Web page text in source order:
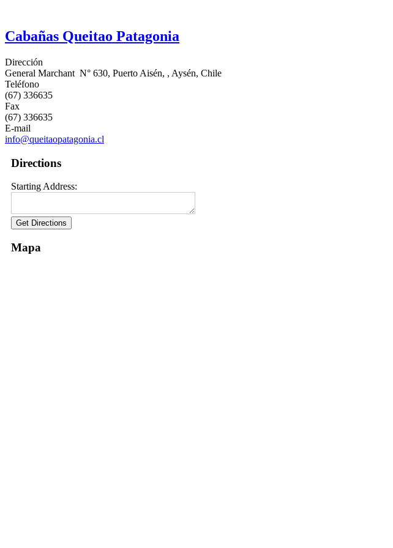
Cabañas Queitao Patagonia
Dirección
General Marchant N° 630, Puerto Aisén, , Aysén, Chile
Teléfono
(67) 336635
Fax
(67) 336635
E-mail
info@queitaopatagonia.cl
Directions
Starting Address:
Mapa